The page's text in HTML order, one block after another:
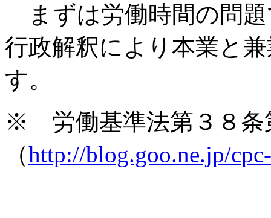
まずは労働時間の問題
行政解釈により本業と
す。
※ 労働基準法第３８条
（http://blog.goo.ne.jp/